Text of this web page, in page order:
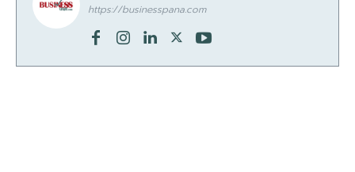
https://businesspana.com